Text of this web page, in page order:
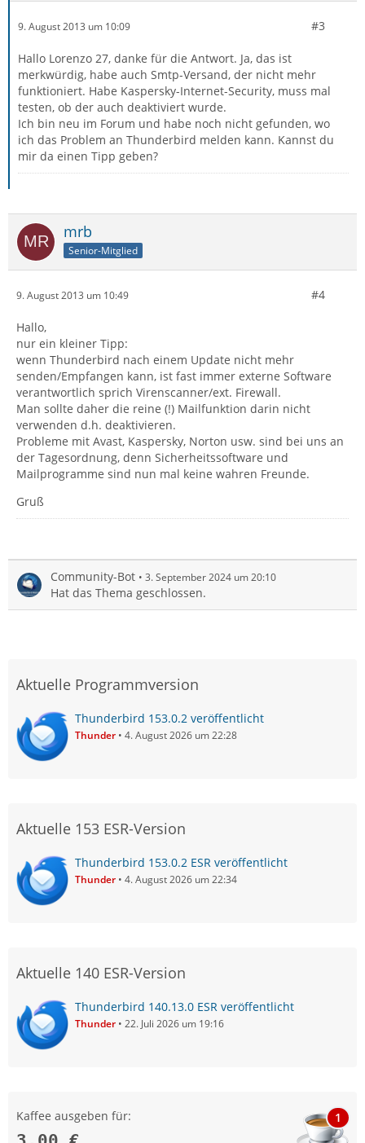
9. August 2013 um 10:09 #3
Hallo Lorenzo 27, danke für die Antwort. Ja, das ist
merkwürdig, habe auch Smtp-Versand, der nicht mehr
funktioniert. Habe Kaspersky-Internet-Security, muss mal
testen, ob der auch deaktiviert wurde.
Ich bin neu im Forum und habe noch nicht gefunden, wo
ich das Problem an Thunderbird melden kann. Kannst du
mir da einen Tipp geben?
mrb
Senior-Mitglied
9. August 2013 um 10:49 #4
Hallo,
nur ein kleiner Tipp:
wenn Thunderbird nach einem Update nicht mehr
senden/Empfangen kann, ist fast immer externe Software
verantwortlich sprich Virenscanner/ext. Firewall.
Man sollte daher die reine (!) Mailfunktion darin nicht
verwenden d.h. deaktivieren.
Probleme mit Avast, Kaspersky, Norton usw. sind bei uns an
der Tagesordnung, denn Sicherheitssoftware und
Mailprogramme sind nun mal keine wahren Freunde.
Gruß
Community-Bot 3. September 2024 um 20:10
Hat das Thema geschlossen.
Aktuelle Programmversion
Thunderbird 153.0.2 veröffentlicht
Thunder 4. August 2026 um 22:28
Aktuelle 153 ESR-Version
Thunderbird 153.0.2 ESR veröffentlicht
Thunder 4. August 2026 um 22:34
Aktuelle 140 ESR-Version
Thunderbird 140.13.0 ESR veröffentlicht
Thunder 22. Juli 2026 um 19:16
Kaffee ausgeben für: 1